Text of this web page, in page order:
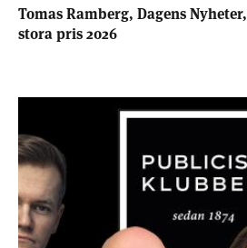
Tomas Ramberg, Dagens
stora pris 2026